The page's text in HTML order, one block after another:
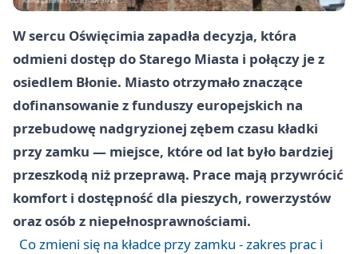
W sercu Oświęcimia zapadła decyzja, która
odmieni dostęp do Starego Miasta i połączy je z
osiedlem Błonie. Miasto otrzymało znaczące
dofinansowanie z funduszy europejskich na
przebudowę nadgryzionej zębem czasu kładki
przy zamku — miejsce, które od lat było bardziej
przeszkodą niż przeprawą. Prace mają przywrócić
komfort i dostępność dla pieszych, rowerzystów
oraz osób z niepełnosprawnościami.
Co zmieni się na kładce przy zamku - zakres prac i